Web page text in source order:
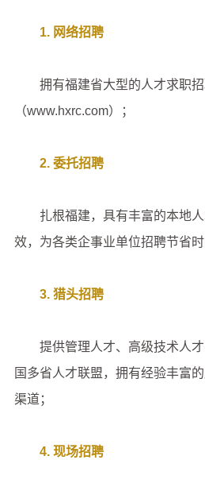
1. 网络招聘
拥有福建省大型的人才求职招
（www.hxrc.com）；
2. 委托招聘
扎根福建，具有丰富的本地人
效，为各类企事业单位招聘节省时
3. 猎头招聘
提供管理人才、高级技术人才
国多省人才联盟，拥有经验丰富
渠道；
4. 现场招聘